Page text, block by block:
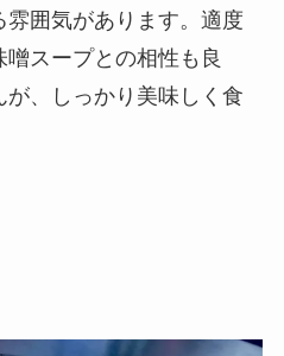
囲気があります。適度
スープとの相性も良
、しっかり美味しく食